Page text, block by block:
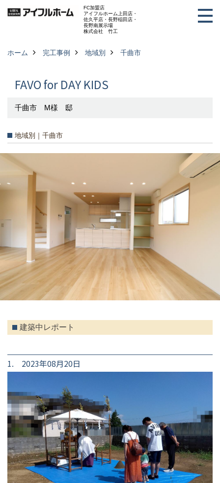
FC加盟店
アイフルホーム上田店・
佐久平店・長野稲田店・
長野南展示場
株式会社 竹工
ホーム 完工事例 地域別 千曲市
FAVO for DAY KIDS
千曲市 M様 邸
地域別｜千曲市
建築中レポート
1. 2023年08月20日